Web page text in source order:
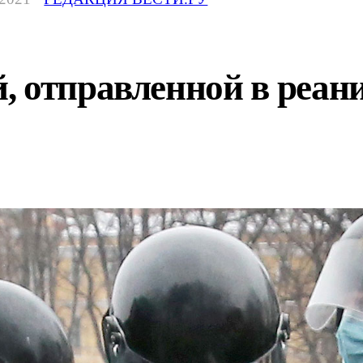
отправленной в